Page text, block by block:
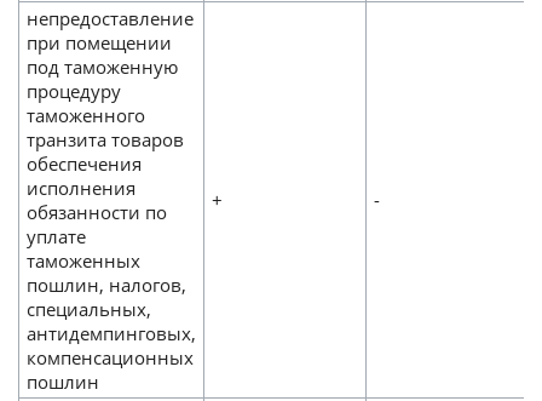
непредоставление
при помещении
под таможенную
процедуру
таможенного
транзита товаров
обеспечения
исполнения
обязанности по
уплате
таможенных
пошлин, налогов,
специальных,
антидемпинговых,
компенсационных
пошлин
+ -